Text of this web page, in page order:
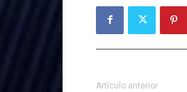
Artículo anterior